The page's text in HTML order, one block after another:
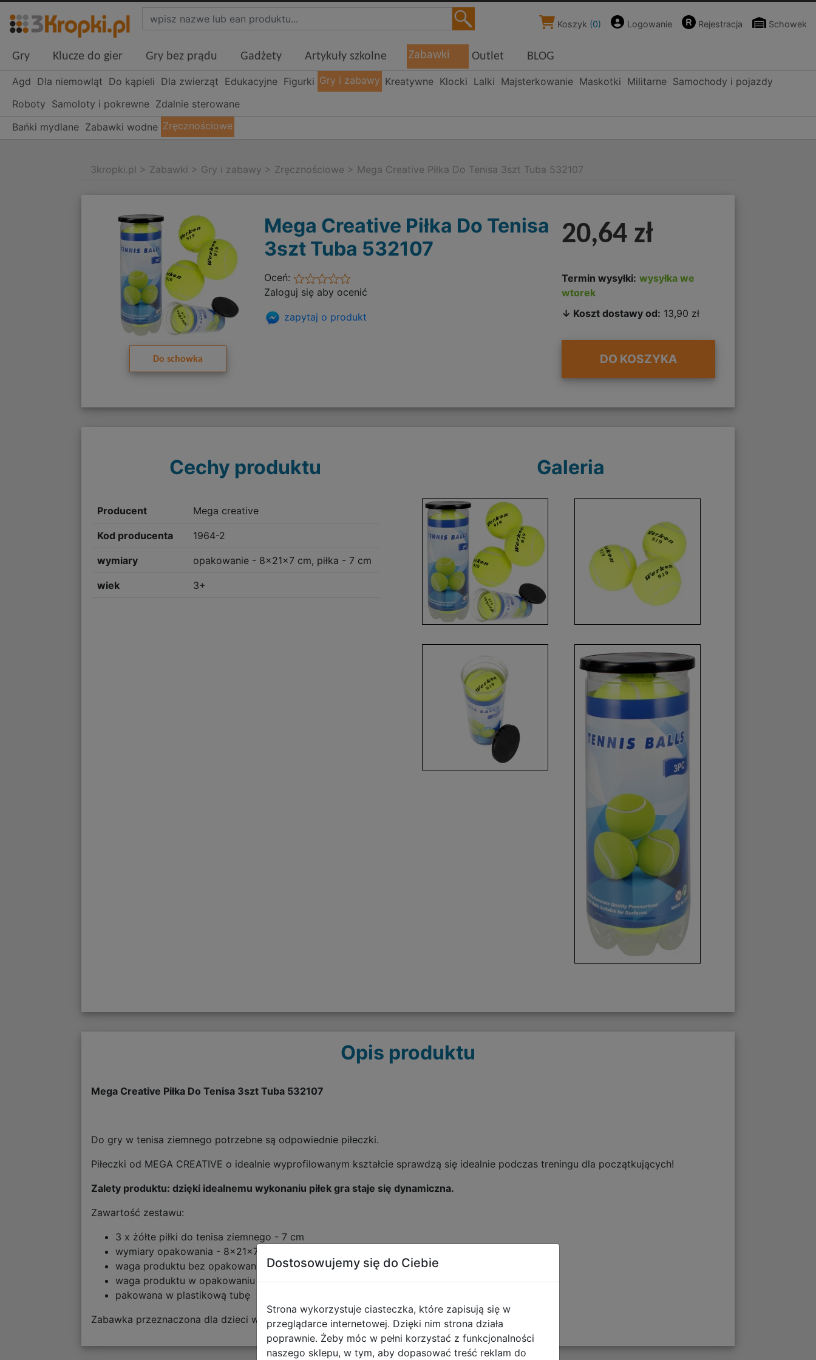
Koszyk (0) Logowanie Rejestracja Schowek
Gry Klucze do gier Gry bez prądu Gadżety Artykuły szkolne Zabawki Outlet BLOG
Agd Dla niemowląt Do kąpieli Dla zwierząt Edukacyjne Figurki Gry i zabawy Kreatywne Klocki Lalki Majsterkowanie Maskotki Militarne Samochody i pojazdy
Roboty Samoloty i pokrewne Zdalnie sterowane
Bańki mydlane Zabawki wodne Zręcznościowe
3kropki.pl > Zabawki > Gry i zabawy > Zręcznościowe > Mega Creative Piłka Do Tenisa 3szt Tuba 532107
Do schowka
Mega Creative Piłka Do Tenisa
3szt Tuba 532107
Oceń:
Zaloguj się aby ocenić
zapytaj o produkt
20,64 zł
Termin wysyłki: wysyłka we
wtorek
↓ Koszt dostawy od: 13,90 zł
DO KOSZYKA
Cechy produktu
Producent Mega creative
Kod producenta 1964-2
wymiary opakowanie - 8x21x7 cm, piłka - 7 cm
wiek 3+
Galeria
Opis produktu
Mega Creative Piłka Do Tenisa 3szt Tuba 532107
Do gry w tenisa ziemnego potrzebne są odpowiednie piłeczki.
Piłeczki od MEGA CREATIVE o idealnie wyprofilowanym kształcie sprawdzą się idealnie podczas treningu dla początkujących!
Zalety produktu: dzięki idealnemu wykonaniu piłek gra staje się dynamiczna.
Zawartość zestawu:
3 x żółte piłki do tenisa ziemnego - 7 cm
wymiary opakowania - 8x21x7 cm
waga produktu bez opakowania - 0,17 kg
waga produktu w opakowaniu - 0,21 kg
pakowana w plastikową tubę
Zabawka przeznaczona dla dzieci w wieku: 3+.
Dostosowujemy się do Ciebie
Strona wykorzystuje ciasteczka, które zapisują się w
przeglądarce internetowej. Dzięki nim strona działa
poprawnie. Żeby móc w pełni korzystać z funkcjonalności
naszego sklepu, w tym, aby dopasować treść reklam do